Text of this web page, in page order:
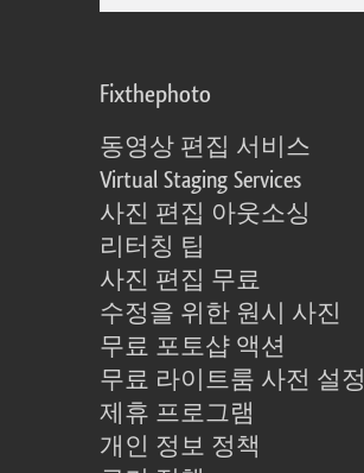
Fixthephoto
동영상 편집 서비스
Virtual Staging Services
사진 편집 아웃소싱
리터칭 팁
사진 편집 무료
수정을 위한 원시 사진
무료 포토샵 액션
무료 라이트룸 사전 설정
제휴 프로그램
개인 정보 정책